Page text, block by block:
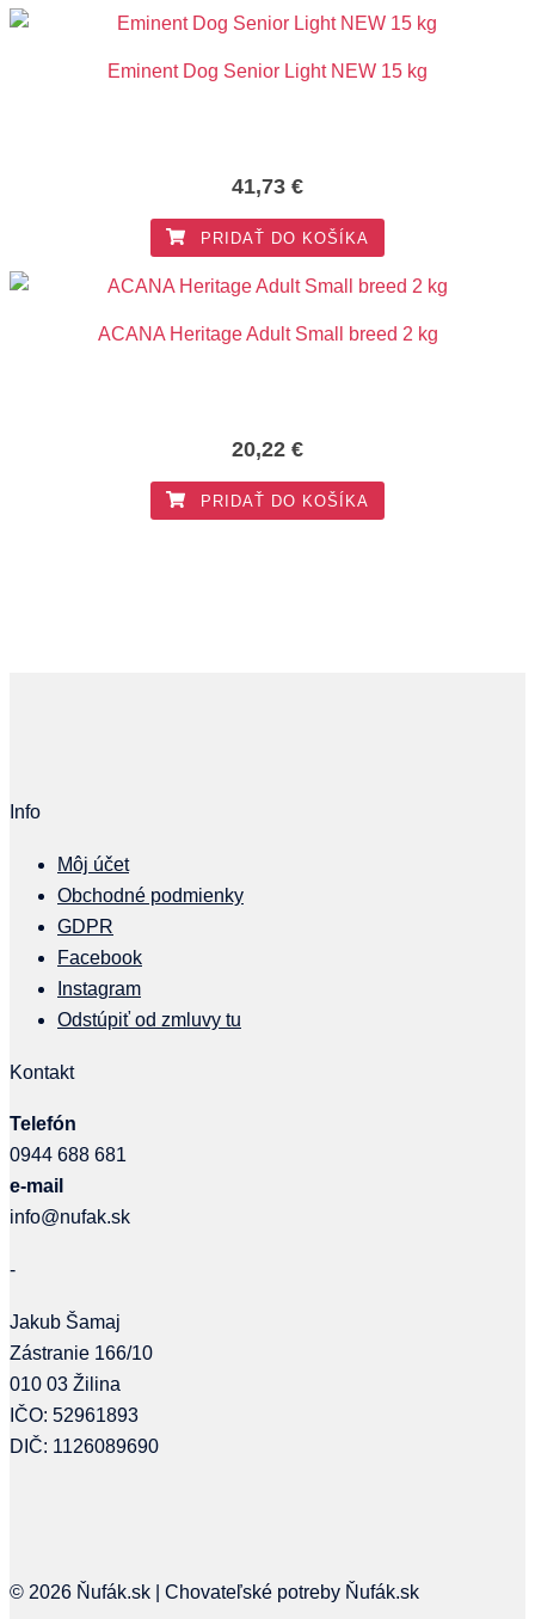
Eminent Dog Senior Light NEW 15 kg
41,73 €
PRIDAŤ DO KOŠÍKA
ACANA Heritage Adult Small breed 2 kg
20,22 €
PRIDAŤ DO KOŠÍKA
Info
Môj účet
Obchodné podmienky
GDPR
Facebook
Instagram
Odstúpiť od zmluvy tu
Kontakt
Telefón
0944 688 681
e-mail
info@nufak.sk
-
Jakub Šamaj
Zástranie 166/10
010 03 Žilina
IČO: 52961893
DIČ: 1126089690
© 2026 Ňufák.sk | Chovateľské potreby Ňufák.sk